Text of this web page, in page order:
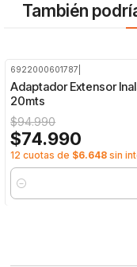
También
6922000601787
Adaptador Extensor
20mts
$94.990
$74.990
12 cuotas de $6.648 sin
Cantidad